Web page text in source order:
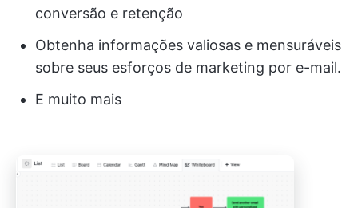
conversão e retenção
Obtenha informações valiosas e mensuráveis
sobre seus esforços de marketing por e-mail.
E muito mais